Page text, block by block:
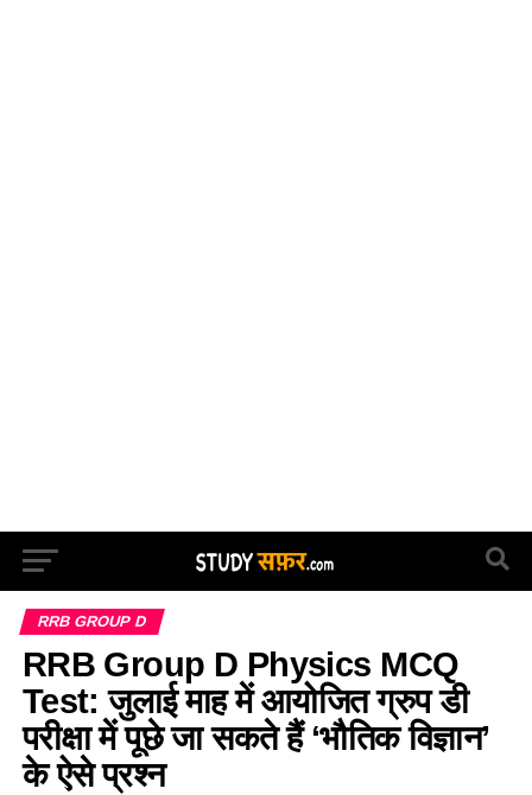
RRB GROUP D
RRB Group D Physics MCQ
Test: जुलाई माह में आयोजित ग्रुप डी
परीक्षा में पूछे जा सकते हैं ‘भौतिक विज्ञान’
के ऐसे प्रश्न